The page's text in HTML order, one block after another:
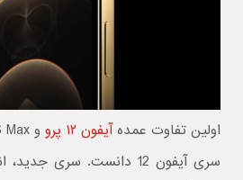
اولین تفاوت عمدهآیفون ۱۲ پرو
سری آیفون 12 دانست. سری